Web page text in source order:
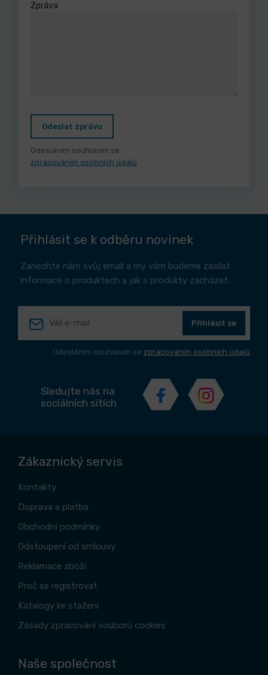
Zpráva
Odeslat zprávu
Odesláním souhlasím se
zpracováním osobních údajů
Přihlásit se k odběru novinek
Zanechte nám svůj email a my vám budeme zasílat
informace o produktech a jak s produkty zacházet.
Přihlásit se
Odesláním souhlasím se zpracováním osobních údajů
Sledujte nás na
sociálních sítích
Zákaznický servis
Kontakty
Doprava a platba
Obchodní podmínky
Odstoupení od smlouvy
Reklamace zboží
Proč se registrovat
Katalogy ke stažení
Zásady zpracování souborů cookies
Naše společnost